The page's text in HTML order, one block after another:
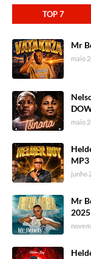
TOP 7
Mr
maio
maio
MP3
junho
Mr
2025